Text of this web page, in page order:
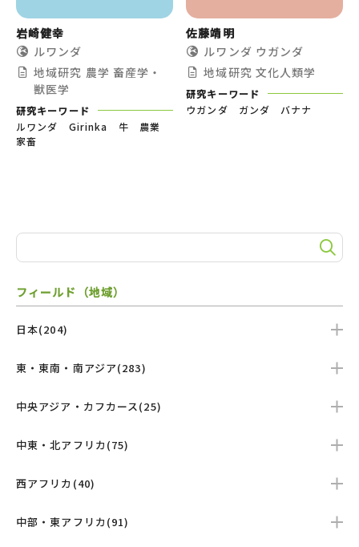
岩崎健幸
ルワンダ
地域研究 農学 畜産学・
獣医学
研究キーワード
ルワンダ Girinka 牛 農業
家畜
佐藤靖明
ルワンダ ウガンダ
地域研究 文化人類学
研究キーワード
ウガンダ ガンダ バナナ
フィールド（地域）
日本(204)
東・東南・南アジア(283)
中央アジア・カフカース(25)
中東・北アフリカ(75)
西アフリカ(40)
中部・東アフリカ(91)